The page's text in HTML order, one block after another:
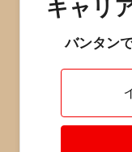
キャリ
バンタン